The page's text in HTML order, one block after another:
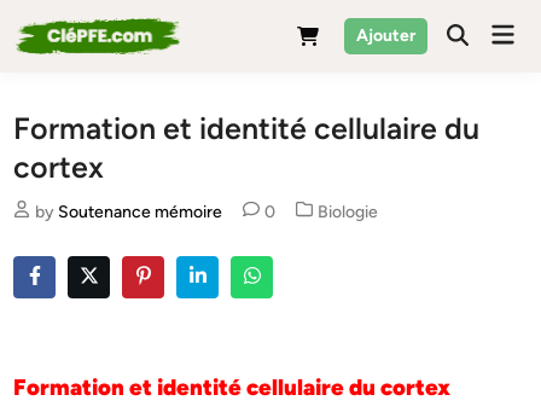
to
Ajouter
Formation et identité cellulaire du
cortex
by Soutenance mémoire 0
Posted
Biologie
Formation et identité cellulaire du cortex